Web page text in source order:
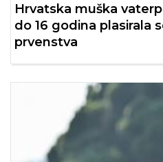
Hrvatska muška
do 16 godina plasirala
prvenstva